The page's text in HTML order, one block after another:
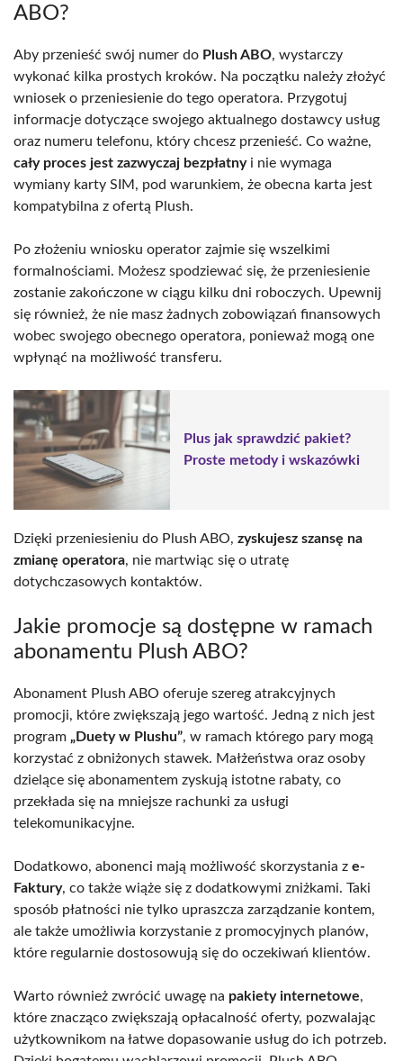
ABO?
Aby przenieść swój numer do Plush ABO, wystarczy
wykonać kilka prostych kroków. Na początku należy złożyć
wniosek o przeniesienie do tego operatora. Przygotuj
informacje dotyczące swojego aktualnego dostawcy usług
oraz numeru telefonu, który chcesz przenieść. Co ważne,
cały proces jest zazwyczaj bezpłatnyi nie wymaga
wymiany karty SIM, pod warunkiem, że obecna karta jest
kompatybilna z ofertą Plush.
Po złożeniu wniosku operator zajmie się wszelkimi
formalnościami. Możesz spodziewać się, że przeniesienie
zostanie zakończone w ciągu kilku dni roboczych. Upewnij
się również, że nie masz żadnych zobowiązań finansowych
wobec swojego obecnego operatora, ponieważ mogą one
wpłynąć na możliwość transferu.
Plus jak sprawdzić pakiet?
Proste metody i wskazówki
Dzięki przeniesieniu do Plush ABO, zyskujesz szansę na
zmianę operatora, nie martwiąc się o utratę
dotychczasowych kontaktów.
Jakie promocje są dostępne w ramach
abonamentu Plush ABO?
Abonament Plush ABO oferuje szereg atrakcyjnych
promocji, które zwiększają jego wartość. Jedną z nich jest
program „Duety w Plushu”, w ramach którego pary mogą
korzystać z obniżonych stawek. Małżeństwa oraz osoby
dzielące się abonamentem zyskują istotne rabaty, co
przekłada się na mniejsze rachunki za usługi
telekomunikacyjne.
Dodatkowo, abonenci mają możliwość skorzystania z e-
Faktury, co także wiąże się z dodatkowymi zniżkami. Taki
sposób płatności nie tylko upraszcza zarządzanie kontem,
ale także umożliwia korzystanie z promocyjnych planów,
które regularnie dostosowują się do oczekiwań klientów.
Warto również zwrócić uwagę na pakiety internetowe,
które znacząco zwiększają opłacalność oferty, pozwalając
użytkownikom na łatwe dopasowanie usług do ich potrzeb.